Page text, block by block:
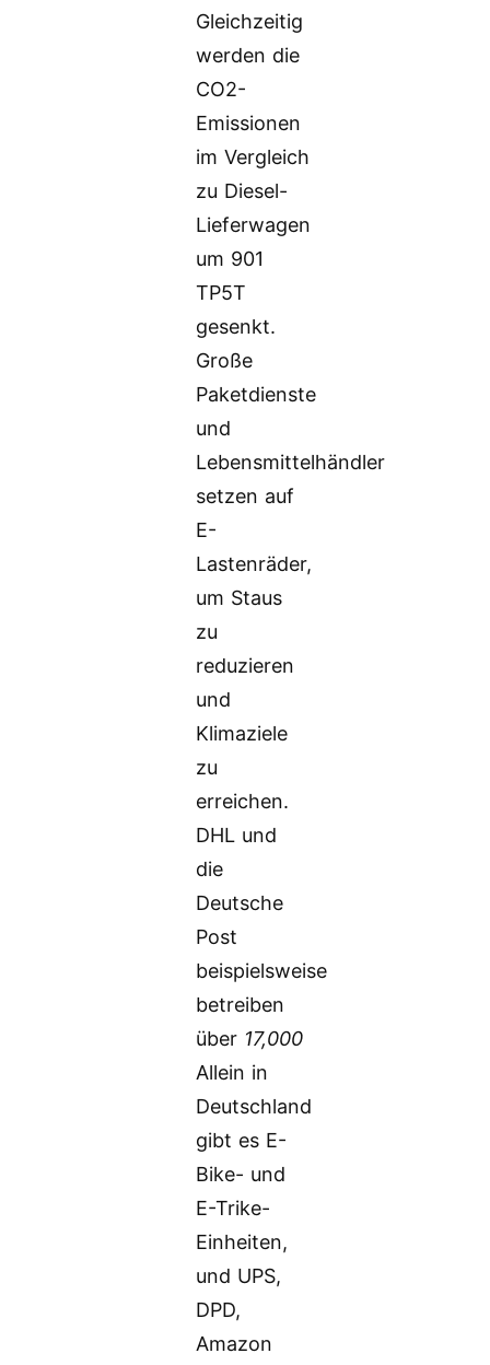
Gleichzeitig
werden die
CO2-
Emissionen
im Vergleich
zu Diesel-
Lieferwagen
um 901
TP5T
gesenkt.
Große
Paketdienste
und
Lebensmittelhändler
setzen auf
E-
Lastenräder,
um Staus
zu
reduzieren
und
Klimaziele
zu
erreichen.
DHL und
die
Deutsche
Post
beispielsweise
betreiben
über 17,000
Allein in
Deutschland
gibt es E-
Bike- und
E-Trike-
Einheiten,
und UPS,
DPD,
Amazon